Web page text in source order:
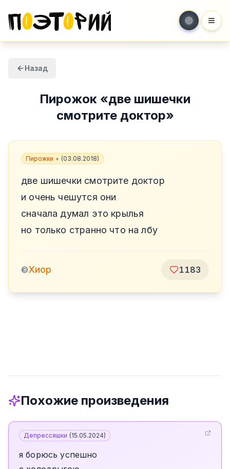
Назад
Пирожок «две шишечки
смотрите доктор»
Пирожки + (03.08.2018)
две шишечки смотрите доктор
и очень чешутся они
сначала думал это крылья
но только странно что на лбу
©Хиор 1183
Похожие произведения
Депрессяшки (15.05.2024)
я борюсь успешно